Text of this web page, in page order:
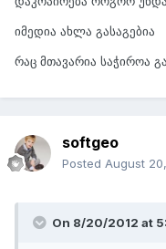
იმედია ახლა გასაგებია
რაც მთავარია საჭიროა
softgeo
Posted August
On 8/20/2012 at